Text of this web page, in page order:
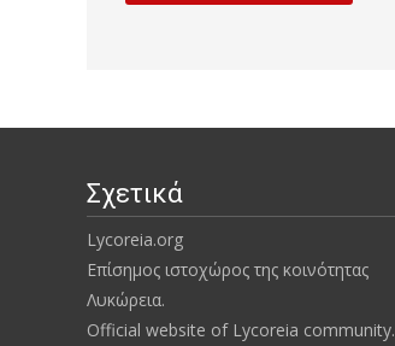
Σχετικά
Lycoreia.org
Επίσημος ιστοχώρος της κοινότητας
Λυκώρεια.
Official website of Lycoreia community.